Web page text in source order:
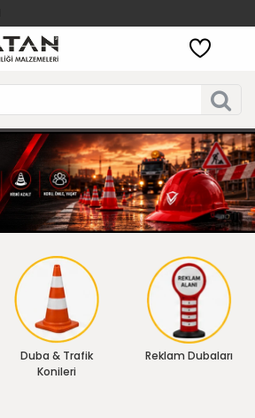
Duba & Trafik
Konileri
Reklam Dubaları